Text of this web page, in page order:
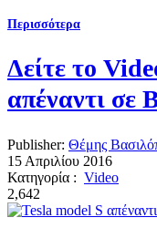
Περισσότερα
Δείτε το
απέναντι σε
Publisher: Θέμης
15 Απριλίου 2016
Κατηγορία : Video
2,642